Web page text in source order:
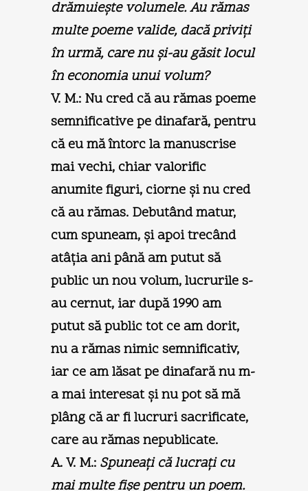
drămuieşte volumele. Au rămas
multe poeme valide, dacă priviţi
în urmă, care nu şi-au găsit locul
în economia unui volum?
V. M.: Nu cred că au rămas poeme
semnificative pe dinafară, pentru
că eu mă întorc la manuscrise
mai vechi, chiar valorific
anumite figuri, ciorne şi nu cred
că au rămas. Debutând matur,
cum spuneam, şi apoi trecând
atâţia ani până am putut să
public un nou volum, lucrurile s-
au cernut, iar după 1990 am
putut să public tot ce am dorit,
nu a rămas nimic semnificativ,
iar ce am lăsat pe dinafară nu m-
a mai interesat şi nu pot să mă
plâng că ar fi lucruri sacrificate,
care au rămas nepublicate.
A. V. M.: Spuneaţi că lucraţi cu
mai multe fişe pentru un poem.